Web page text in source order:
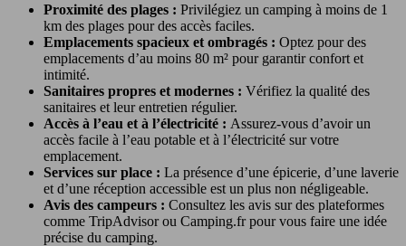
Proximité des plages : Privilégiez un camping à moins de 1
km des plages pour des accès faciles.
Emplacements spacieux et ombragés : Optez pour des
emplacements d’au moins 80 m² pour garantir confort et
intimité.
Sanitaires propres et modernes : Vérifiez la qualité des
sanitaires et leur entretien régulier.
Accès à l’eau et à l’électricité : Assurez-vous d’avoir un
accès facile à l’eau potable et à l’électricité sur votre
emplacement.
Services sur place : La présence d’une épicerie, d’une laverie
et d’une réception accessible est un plus non négligeable.
Avis des campeurs : Consultez les avis sur des plateformes
comme TripAdvisor ou Camping.fr pour vous faire une idée
précise du camping.